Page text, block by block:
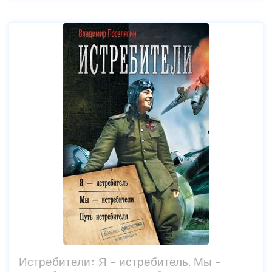
Истребители: Я – истребитель. Мы –